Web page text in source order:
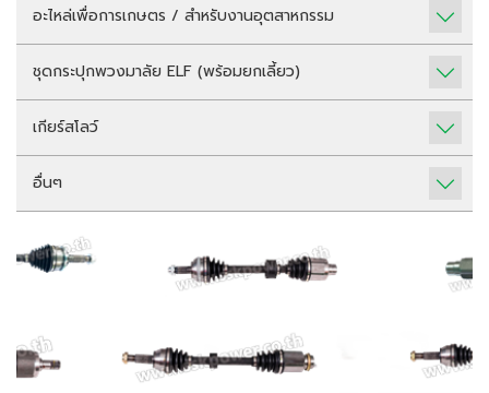
อะไหล่เพื่อการเกษตร / สำหรับงานอุตสาหกรรม
ชุดกระปุกพวงมาลัย ELF (พร้อมยกเลี้ยว)
เกียร์สโลว์
อื่นๆ